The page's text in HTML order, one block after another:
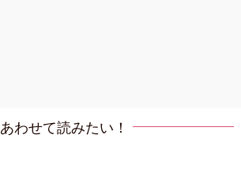
あわせて読みたい！